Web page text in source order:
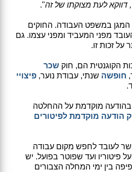
דווקא לעת מצוקתו של זה".
המגן במשפט העבודה. החוקים
מפני המעביד ומפני עצמו. גם
על זכות זו.
הקוגנטית הם, חוק שכר
חופשה שנתי, עבודת נוער, פיצויי
בהודעה מוקדמת על ההחלטה
הודעה מוקדמת לפיטורים
לעובד לחפש מקום עבודה
פיטוריו ועד שפוטר בפועל. יש
בין ימי המחלה הצבורים